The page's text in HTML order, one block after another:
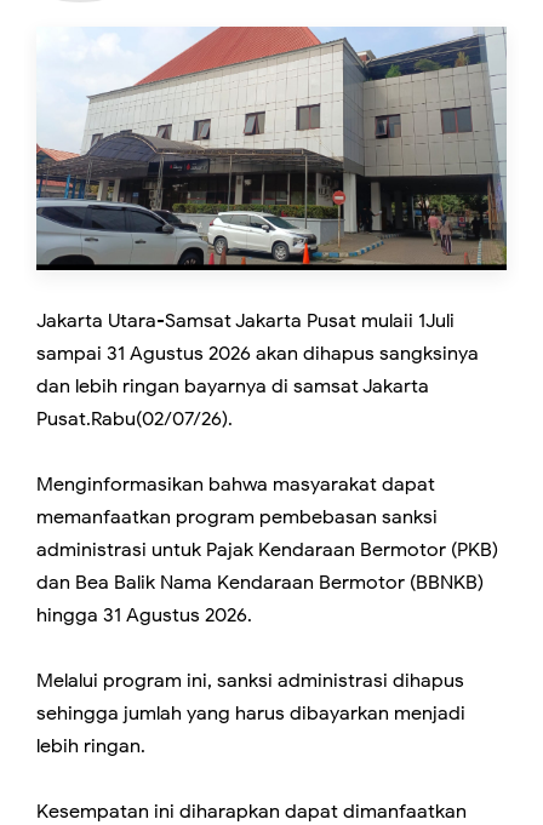
Jakarta Utara-Samsat Jakarta Pusat mulaii 1Juli
sampai 31 Agustus 2026 akan dihapus sangksinya
dan lebih ringan bayarnya di samsat Jakarta
Pusat.Rabu(02/07/26).
Menginformasikan bahwa masyarakat dapat
memanfaatkan program pembebasan sanksi
administrasi untuk Pajak Kendaraan Bermotor (PKB)
dan Bea Balik Nama Kendaraan Bermotor (BBNKB)
hingga 31 Agustus 2026.
Melalui program ini, sanksi administrasi dihapus
sehingga jumlah yang harus dibayarkan menjadi
lebih ringan.
Kesempatan ini diharapkan dapat dimanfaatkan